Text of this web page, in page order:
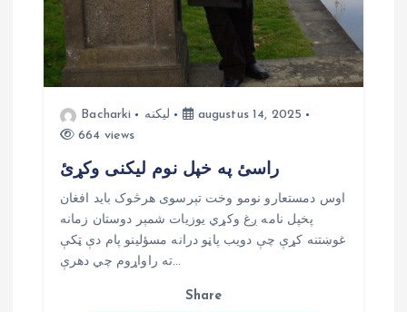
a
Bacharki لیکنه
augustus 14, 2025
664 views
راسئ په خپل نوم لیکنی وکړئ
اوس دمستعارو نومو وخت تېرسوی هرڅوک بايد افغان
پخپل نامه ږغ وکړي يوزيات شمېر دوستان زمانه
غوښتنه کړې چې دويب پاڼو درانه مسؤلينو پام دې ټکې
ته راواړوم چي دهرې…
Share